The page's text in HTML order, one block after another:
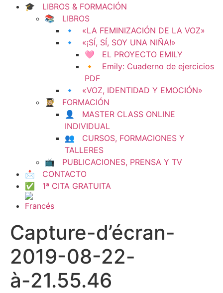
🎓 LIBROS & FORMACIÓN
📚 LIBROS
🔹 «LA FEMINIZACIÓN DE LA VOZ»
🔹 «¡SÍ, SÍ, SOY UNA NIÑA!»
🩷 EL PROYECTO EMILY
🔸 Emily: Cuaderno de ejercicios
PDF
🔹 «VOZ, IDENTIDAD Y EMOCIÓN»
👩🏼‍🎓 FORMACIÓN
👤 MASTER CLASS ONLINE
INDIVIDUAL
👥 CURSOS, FORMACIONES Y
TALLERES
📺 PUBLICACIONES, PRENSA Y TV
📩 CONTACTO
✅ 1ª CITA GRATUITA
Capture-d’écran-
2019-08-22-
à-21.55.46